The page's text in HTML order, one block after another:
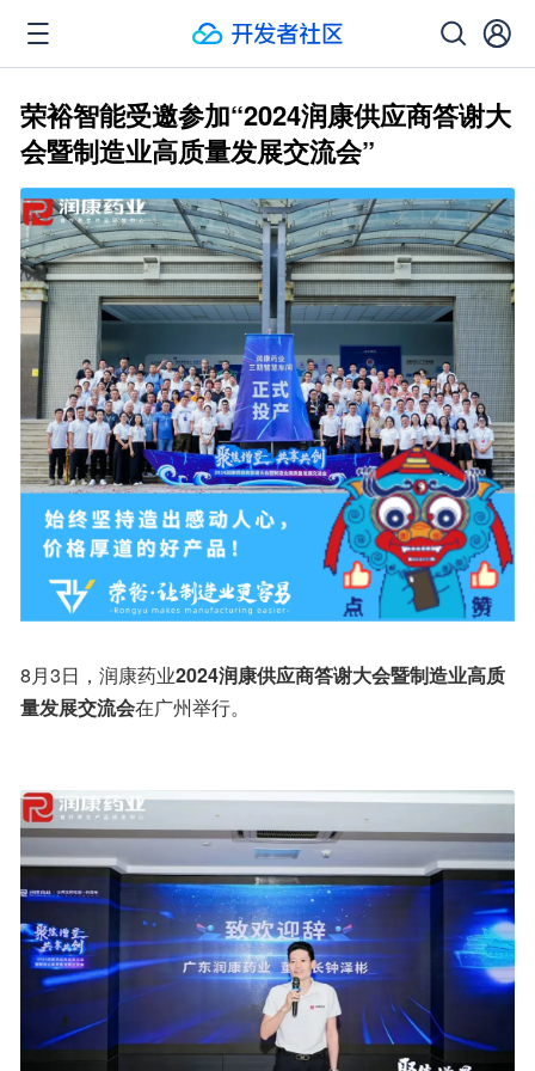
荣裕智能受邀参加“2024润康供应商答谢大
会暨制造业高质量发展交流会”
8月3日，润康药业2024润康供应商答谢大会暨制造业高质
量发展交流会在广州举行。